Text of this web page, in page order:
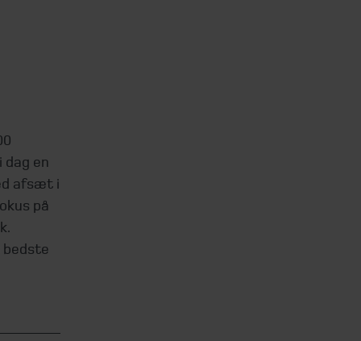
en
afsæt i
på
bedste